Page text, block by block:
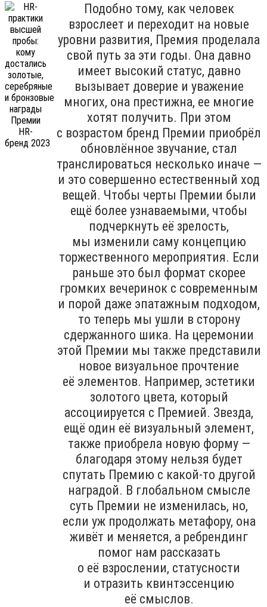
Подобно тому, как человек
взрослеет и переходит на новые
уровни развития, Премия проделала
свой путь за эти годы. Она давно
имеет высокий статус, давно
вызывает доверие и уважение
многих, она престижна, ее многие
хотят получить. При этом
с возрастом бренд Премии приобрёл
обновлённое звучание, стал
транслироваться несколько иначе —
и это совершенно естественный ход
вещей. Чтобы черты Премии были
ещё более узнаваемыми, чтобы
подчеркнуть её зрелость,
мы изменили саму концепцию
торжественного мероприятия. Если
раньше это был формат скорее
громких вечеринок с современным
и порой даже эпатажным подходом,
то теперь мы ушли в сторону
сдержанного шика. На церемонии
этой Премии мы также представили
новое визуальное прочтение
её элементов. Например, эстетики
золотого цвета, который
ассоциируется с Премией. Звезда,
ещё один её визуальный элемент,
также приобрела новую форму —
благодаря этому нельзя будет
спутать Премию с какой-то другой
наградой. В глобальном смысле
суть Премии не изменилась, но,
если уж продолжать метафору, она
живёт и меняется, а ребрендинг
помог нам рассказать
о её взрослении, статусности
и отразить квинтэссенцию
её смыслов.